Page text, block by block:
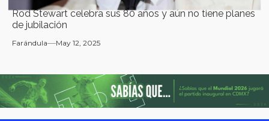
Rod Stewart celebra sus 80 años y aún no tiene planes
de jubilación
Farándula May 12, 2025